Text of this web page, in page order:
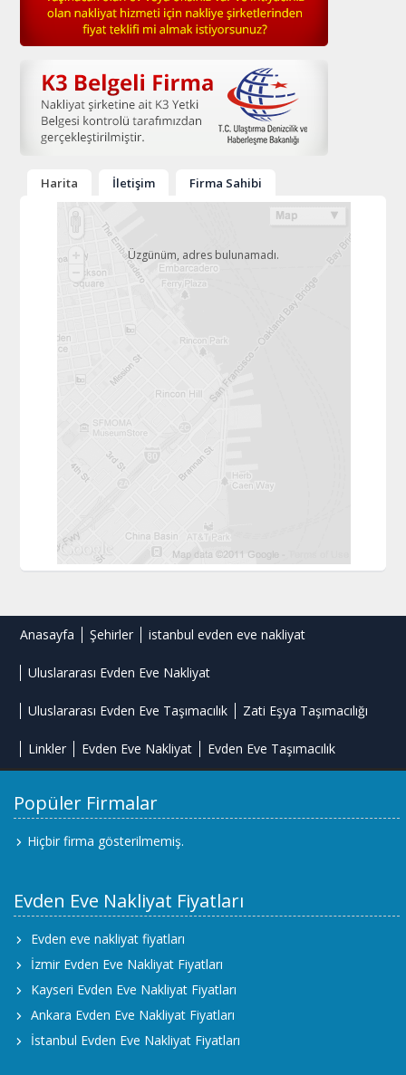
Harita İletişim Firma Sahibi
Üzgünüm, adres bulunamadı.
Anasayfa Şehirler istanbul evden eve nakliyat
Uluslararası Evden Eve Nakliyat
Uluslararası Evden Eve Taşımacılık Zati Eşya Taşımacılığı
Linkler Evden Eve Nakliyat Evden Eve Taşımacılık
Popüler Firmalar
Hiçbir firma gösterilmemiş.
Evden Eve Nakliyat Fiyatları
Evden eve nakliyat fiyatları
İzmir Evden Eve Nakliyat Fiyatları
Kayseri Evden Eve Nakliyat Fiyatları
Ankara Evden Eve Nakliyat Fiyatları
İstanbul Evden Eve Nakliyat Fiyatları